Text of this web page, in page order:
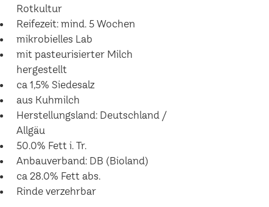
Rotkultur
Reifezeit: mind. 5 Wochen
mikrobielles Lab
mit pasteurisierter Milch
hergestellt
ca 1,5% Siedesalz
aus Kuhmilch
Herstellungsland: Deutschland /
Allgäu
50.0% Fett i. Tr.
Anbauverband: DB (Bioland)
ca 28.0% Fett abs.
Rinde verzehrbar